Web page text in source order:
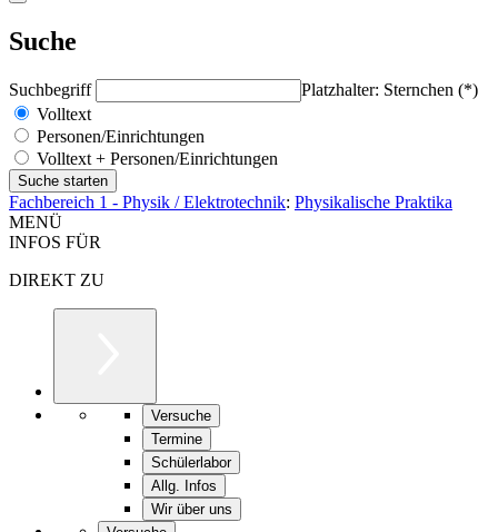
Suche
Suchbegriff
Platzhalter: Sternchen (*)
Volltext
Personen/Einrichtungen
Volltext + Personen/Einrichtungen
Fachbereich 1 - Physik / Elektrotechnik: Physikalische Praktika
MENÜ
INFOS FÜR
DIREKT ZU
Versuche
Termine
Schülerlabor
Allg. Infos
Wir über uns